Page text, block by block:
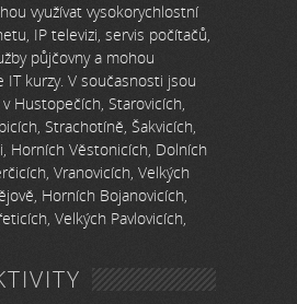
využívat vysokorychlostní
IP televizi, servis počítačů,
půjčovny a mohou
IT kurzy. V současnosti jsou
Hustopečích, Starovicích,
Strachotíně, Šakvicích,
Horních Věstonicích, Dolních
Vranovicích, Velkých
Horních Bojanovicích,
Velkých Pavlovicích,